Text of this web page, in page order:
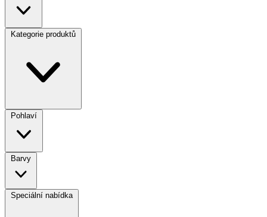
Kategorie produktů
Pohlaví
Barvy
Speciální nabídka